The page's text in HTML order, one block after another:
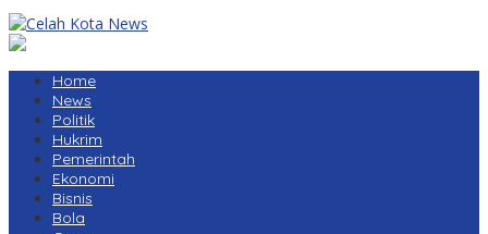
Home
News
Politik
Hukrim
Pemerintah
Ekonomi
Bisnis
Bola